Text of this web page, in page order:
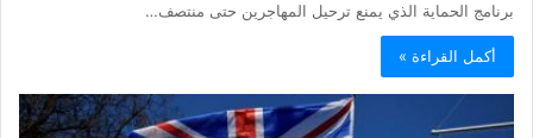
برنامج الحماية الذي يمنع ترحيل المهاجرين حتى منتصف…
أكمل القراءة »